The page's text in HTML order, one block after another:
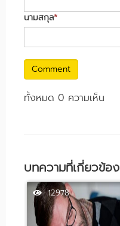
นามสกุล*
Comment
ทั้งหมด 0 ความเห็น
บทความที่เกี่ยวข้อง
12978